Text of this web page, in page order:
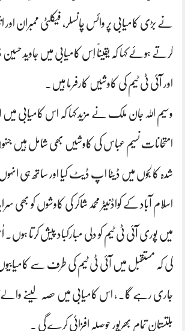
نے بڑی کامیابی پر وائس چانسلر، فیکلٹی ممبران اور
کرتے ہوئے کہا کہ یقیناً اِس کامیابی میں جاوید حسین
اور آئی ٹی ٹیم کی کاوشیں کارفرما ہیں۔
وسیم اللہ جان ملک نے مزید کہا کہ اس کامیابی میں
امتحانات نسیم عباس کی کاوشیں بھی شامل ہیں
شدہ کالجوں میں ڈیٹا اپ ڈیٹ کیا اور ساتھ ہی
اسلام آباد کے کواڈنیٹر محمد شاکر کی کاوشوں کو بھی
میں پوری آئی ٹی ٹیم کو دلی مبارکباد پیش کرتا
کی کہ مستقبل میں آئی ٹی ٹیم کی طرف سے کامیابیوں
جاری رہے گا۔ ، اس کامیابی میں حصہ لینے والے
بلتستان تمام بھرپور حوصلہ افزائی کرے گی ۔